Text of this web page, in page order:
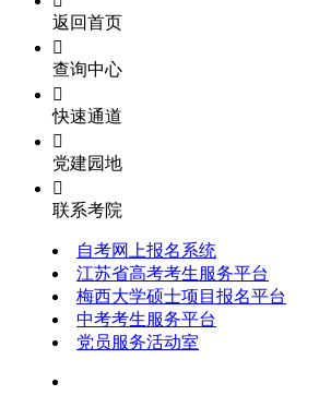
返回首页

查询中心

快速通道

党建园地

联系考院
自考网上报名系统
江苏省高考考生服务平台
梅西大学硕士项目报名平台
中考考生服务平台
党员服务活动室